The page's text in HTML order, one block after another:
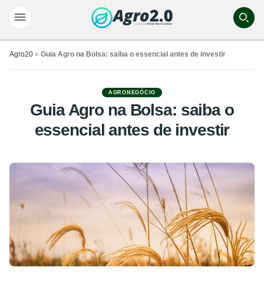
Agro20 » Guia Agro na Bolsa: saiba o essencial antes de investir
AGRONEGÓCIO
Guia Agro na Bolsa: saiba o
essencial antes de investir